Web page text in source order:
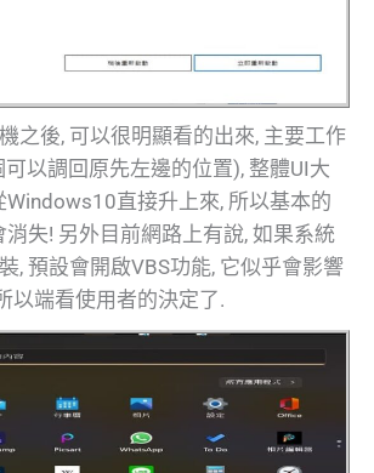
之後, 可以很明顯看的出來, 主要工作
以調回原先左邊的位置), 整體UI大
Windows10直接升上來, 所以基本的
失! 另外目前網路上有說, 如果系統
, 預設會開啟VBS功能, 它似乎會影響
以端看使用者的決定了.